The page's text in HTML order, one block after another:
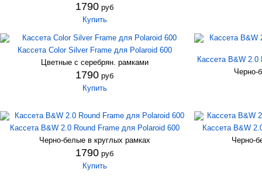
1790 руб
Купить
Кассета Color Silver Frame для Polaroid 600
Цветные с серебрян. рамками
1790 руб
Купить
Кассета B&W
Черно-
Кассета B&W 2.0 Round Frame для Polaroid 600
Черно-белые в круглых рамках
1790 руб
Купить
Кассета B&W
Черно-